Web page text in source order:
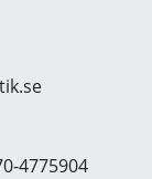
4775904